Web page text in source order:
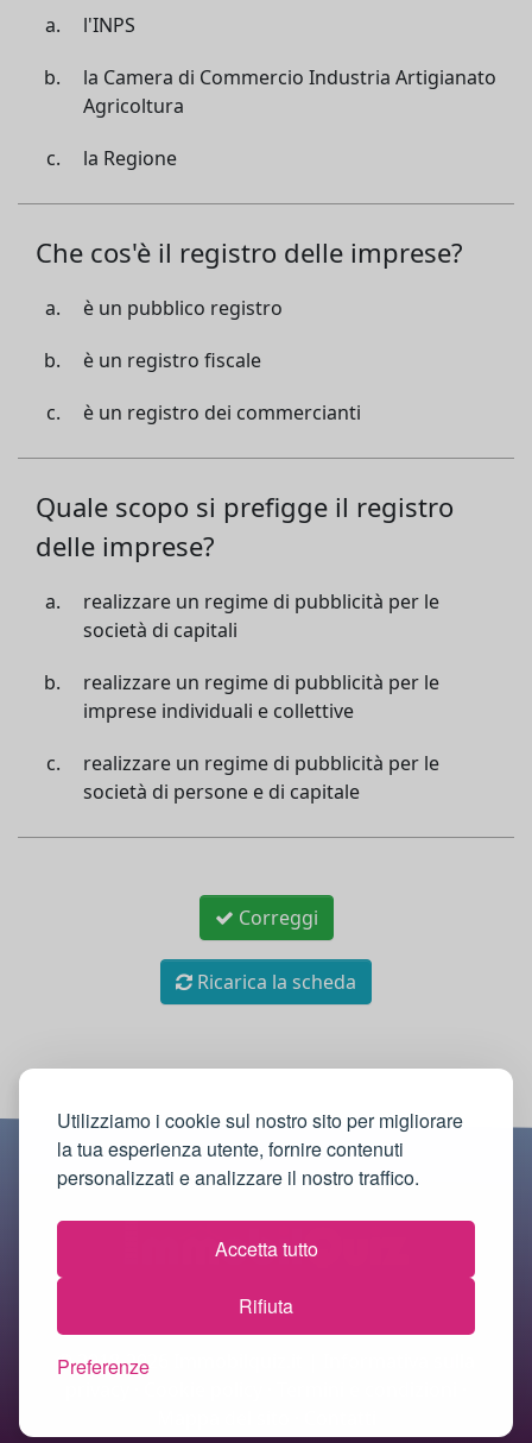
Utilizziamo i cookie sul nostro sito per migliorare
la tua esperienza utente, fornire contenuti
personalizzati e analizzare il nostro traffico.
Accetta tutto
Rifiuta
Preferenze
l'INPS
la Camera di Commercio Industria Artigianato
Agricoltura
la Regione
Che cos'è il registro delle imprese?
è un pubblico registro
è un registro fiscale
è un registro dei commercianti
Quale scopo si prefigge il registro
delle imprese?
realizzare un regime di pubblicità per le
società di capitali
realizzare un regime di pubblicità per le
imprese individuali e collettive
realizzare un regime di pubblicità per le
società di persone e di capitale
Correggi
Ricarica la scheda
© 2018-2026 Immobilquiz.it |